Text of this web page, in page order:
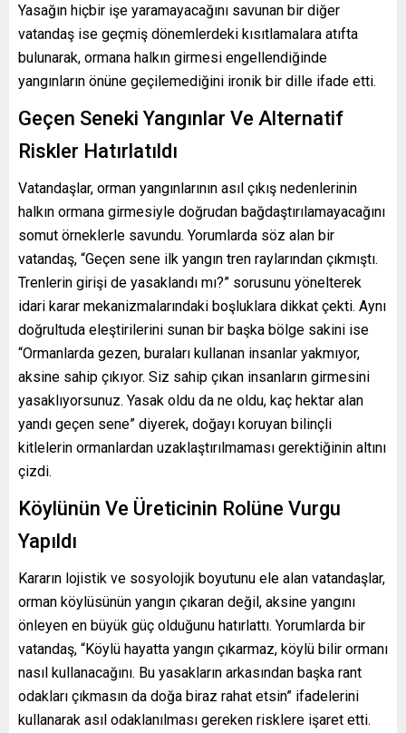
Yasağın hiçbir işe yaramayacağını savunan bir diğer
vatandaş ise geçmiş dönemlerdeki kısıtlamalara atıfta
bulunarak, ormana halkın girmesi engellendiğinde
yangınların önüne geçilemediğini ironik bir dille ifade etti.
Geçen Seneki Yangınlar Ve Alternatif
Riskler Hatırlatıldı
Vatandaşlar, orman yangınlarının asıl çıkış nedenlerinin
halkın ormana girmesiyle doğrudan bağdaştırılamayacağını
somut örneklerle savundu. Yorumlarda söz alan bir
vatandaş, “Geçen sene ilk yangın tren raylarından çıkmıştı.
Trenlerin girişi de yasaklandı mı?” sorusunu yönelterek
idari karar mekanizmalarındaki boşluklara dikkat çekti. Aynı
doğrultuda eleştirilerini sunan bir başka bölge sakini ise
“Ormanlarda gezen, buraları kullanan insanlar yakmıyor,
aksine sahip çıkıyor. Siz sahip çıkan insanların girmesini
yasaklıyorsunuz. Yasak oldu da ne oldu, kaç hektar alan
yandı geçen sene” diyerek, doğayı koruyan bilinçli
kitlelerin ormanlardan uzaklaştırılmaması gerektiğinin altını
çizdi.
Köylünün Ve Üreticinin Rolüne Vurgu
Yapıldı
Kararın lojistik ve sosyolojik boyutunu ele alan vatandaşlar,
orman köylüsünün yangın çıkaran değil, aksine yangını
önleyen en büyük güç olduğunu hatırlattı. Yorumlarda bir
vatandaş, “Köylü hayatta yangın çıkarmaz, köylü bilir ormanı
nasıl kullanacağını. Bu yasakların arkasından başka rant
odakları çıkmasın da doğa biraz rahat etsin” ifadelerini
kullanarak asıl odaklanılması gereken risklere işaret etti.